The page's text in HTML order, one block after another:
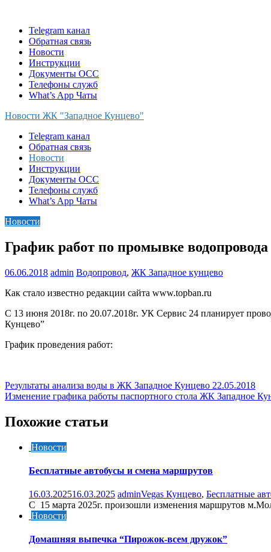
contentTelegram канал
Обратная связь
Новости
Инструкции
Документы ОСС
Телефоны служб
What’s App Чаты
Новости ЖК "Западное Кунцево"
Telegram канал
Обратная связь
Новости
Инструкции
Документы ОСС
Телефоны служб
What’s App Чаты
Новости
График работ по промывке водопровода
06.06.2018 admin Водопровод, ЖК Западное кунцево
Как стало известно редакции сайта www.topban.ru
С 13 июня 2018г. по 20.07.2018г. УК Сервис 24 планирует
Кунцево”
График проведения работ:
Навигация
по
записям
Результаты анализа воды в ЖК Западное Кунцево 22.05.2018
Изменение графика работы паспортного стола ЖК Западное
Похожие статьи
Новости
Бесплатные автобусы и смена маршрутов
16.03.202516.03.2025 adminVegas Кунцево, Бесплатные
C 15 марта 2025г. произошли изменения маршрутов
Новости
Домашняя выпечка “Пирожок-всем дружок”